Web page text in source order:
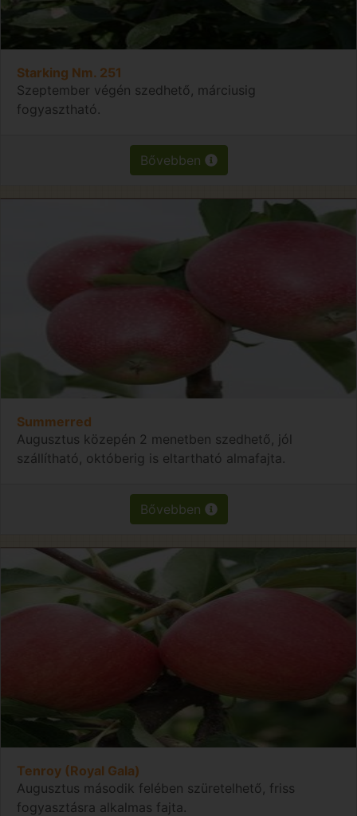
Starking Nm. 251
Szeptember végén szedhető, márciusig
fogyasztható.
Bővebben
Summerred
Augusztus közepén 2 menetben szedhető, jól
szállítható, októberig is eltartható almafajta.
Bővebben
Tenroy (Royal Gala)
Augusztus második felében szüretelhető, friss
fogyasztásra alkalmas fajta.